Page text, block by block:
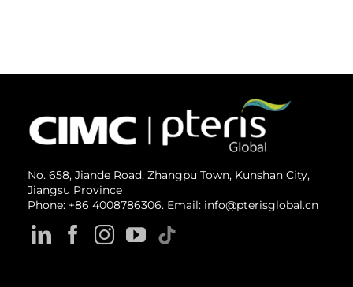
No. 658, Jiande Road, Zhangpu Town, Kunshan City,
Jiangsu Province
Phone: +86 4008786306. Email: info@pterisglobal.cn